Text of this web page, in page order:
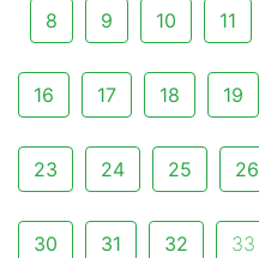
8 9 10 11
16 17 18 19
23 24 25 26
30 31 32 33